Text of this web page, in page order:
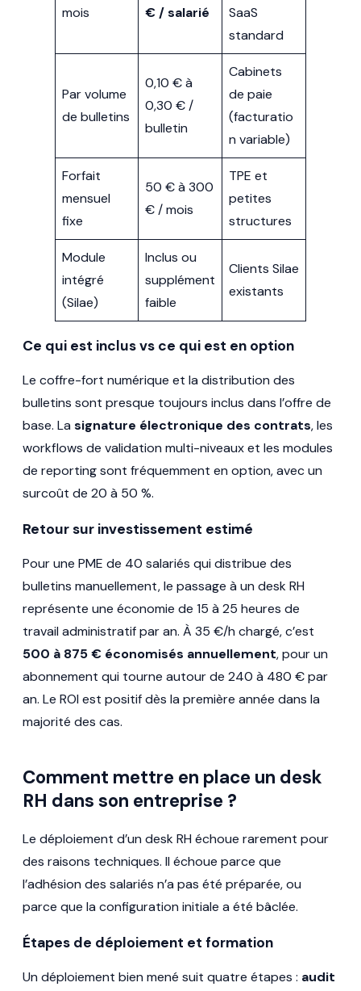
mois
€ / salarié
SaaS
standard
Par volume
de bulletins
0,10 € à
0,30 € /
bulletin
Cabinets
de paie
(facturatio
n variable)
Forfait
mensuel
fixe
50 € à 300
€ / mois
TPE et
petites
structures
Module
intégré
(Silae)
Inclus ou
supplément
faible
Clients Silae
existants
Ce qui est inclus vs ce qui est en option
Le coffre-fort numérique et la distribution des
bulletins sont presque toujours inclus dans l’offre de
base. La signature électronique des contrats, les
workflows de validation multi-niveaux et les modules
de reporting sont fréquemment en option, avec un
surcoût de 20 à 50 %.
Retour sur investissement estimé
Pour une PME de 40 salariés qui distribue des
bulletins manuellement, le passage à un desk RH
représente une économie de 15 à 25 heures de
travail administratif par an. À 35 €/h chargé, c’est
500 à 875 € économisés annuellement, pour un
abonnement qui tourne autour de 240 à 480 € par
an. Le ROI est positif dès la première année dans la
majorité des cas.
Comment mettre en place un desk
RH dans son entreprise ?
Le déploiement d’un desk RH échoue rarement pour
des raisons techniques. Il échoue parce que
l’adhésion des salariés n’a pas été préparée, ou
parce que la configuration initiale a été bâclée.
Étapes de déploiement et formation
Un déploiement bien mené suit quatre étapes : audit